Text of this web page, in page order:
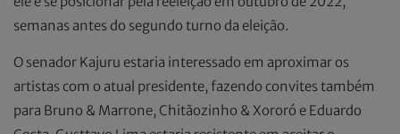
semanas antes do segundo turno da eleição.
O senador Kajuru estaria interessado em aproximar os
artistas com o atual presidente, fazendo convites também
para Bruno & Marrone, Chitãozinho & Xororó e Eduardo